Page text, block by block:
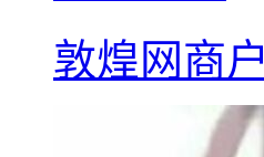
敦煌网商户